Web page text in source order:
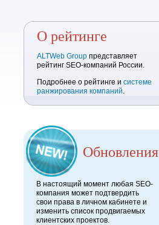
О рейтинге
ALTWeb Group представляет
рейтинг SEO-компаний России.
Подробнее о рейтинге и системе
ранжирования компаний.
Обновления
В настоящий момент любая SEO-
компания может подтвердить
свои права в личном кабинете и
изменить список продвигаемых
клиентских проектов.